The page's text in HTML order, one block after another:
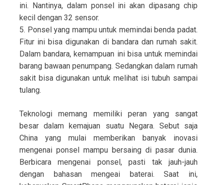
ini. Nantinya, dalam ponsel ini akan dipasang chip
kecil dengan 32 sensor.
5. Ponsel yang mampu untuk memindai benda padat.
Fitur ini bisa digunakan di bandara dan rumah sakit.
Dalam bandara, kemampuan ini bisa untuk memindai
barang bawaan penumpang. Sedangkan dalam rumah
sakit bisa digunakan untuk melihat isi tubuh sampai
tulang.
Teknologi memang memiliki peran yang sangat
besar dalam kemajuan suatu Negara. Sebut saja
China yang mulai memberikan banyak inovasi
mengenai ponsel mampu bersaing di pasar dunia.
Berbicara mengenai ponsel, pasti tak jauh-jauh
dengan bahasan mengeai baterai. Saat ini,